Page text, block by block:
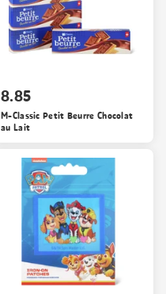
8.85
M-Classic Petit Beurre Chocolat
au Lait